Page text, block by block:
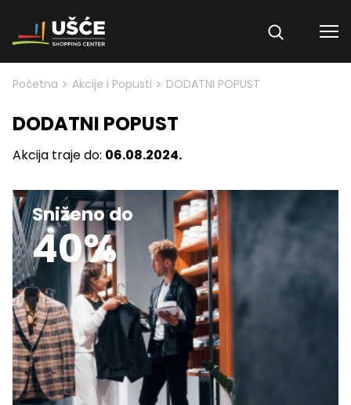
Skip to content
Početna > Akcije i Popusti > DODATNI POPUST
DODATNI POPUST
Akcija traje do: 06.08.2024.
Sniženo do
40%